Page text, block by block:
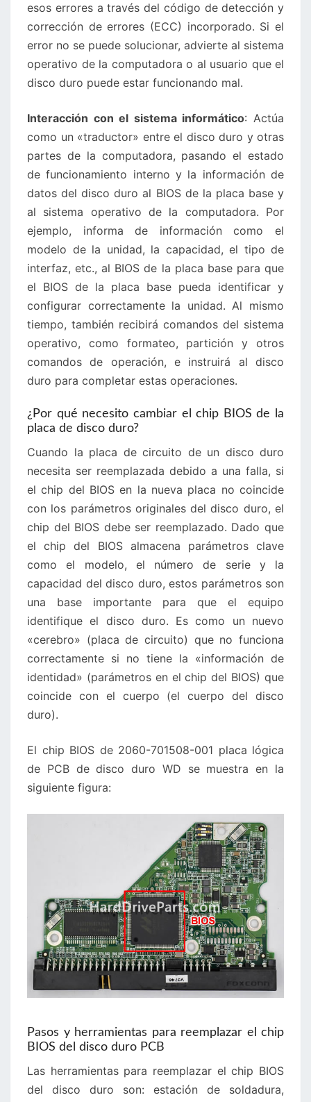
esos errores a través del código de detección y
corrección de errores (ECC) incorporado. Si el
error no se puede solucionar, advierte al sistema
operativo de la computadora o al usuario que el
disco duro puede estar funcionando mal.
Interacción con el sistema informático: Actúa
como un «traductor» entre el disco duro y otras
partes de la computadora, pasando el estado
de funcionamiento interno y la información de
datos del disco duro al BIOS de la placa base y
al sistema operativo de la computadora. Por
ejemplo, informa de información como el
modelo de la unidad, la capacidad, el tipo de
interfaz, etc., al BIOS de la placa base para que
el BIOS de la placa base pueda identificar y
configurar correctamente la unidad. Al mismo
tiempo, también recibirá comandos del sistema
operativo, como formateo, partición y otros
comandos de operación, e instruirá al disco
duro para completar estas operaciones.
¿Por qué necesito cambiar el chip BIOS de la
placa de disco duro?
Cuando la placa de circuito de un disco duro
necesita ser reemplazada debido a una falla, si
el chip del BIOS en la nueva placa no coincide
con los parámetros originales del disco duro, el
chip del BIOS debe ser reemplazado. Dado que
el chip del BIOS almacena parámetros clave
como el modelo, el número de serie y la
capacidad del disco duro, estos parámetros son
una base importante para que el equipo
identifique el disco duro. Es como un nuevo
«cerebro» (placa de circuito) que no funciona
correctamente si no tiene la «información de
identidad» (parámetros en el chip del BIOS) que
coincide con el cuerpo (el cuerpo del disco
duro).
El chip BIOS de 2060-701508-001 placa lógica
de PCB de disco duro WD se muestra en la
siguiente figura:
Pasos y herramientas para reemplazar el chip
BIOS del disco duro PCB
Las herramientas para reemplazar el chip BIOS
del disco duro son: estación de soldadura,